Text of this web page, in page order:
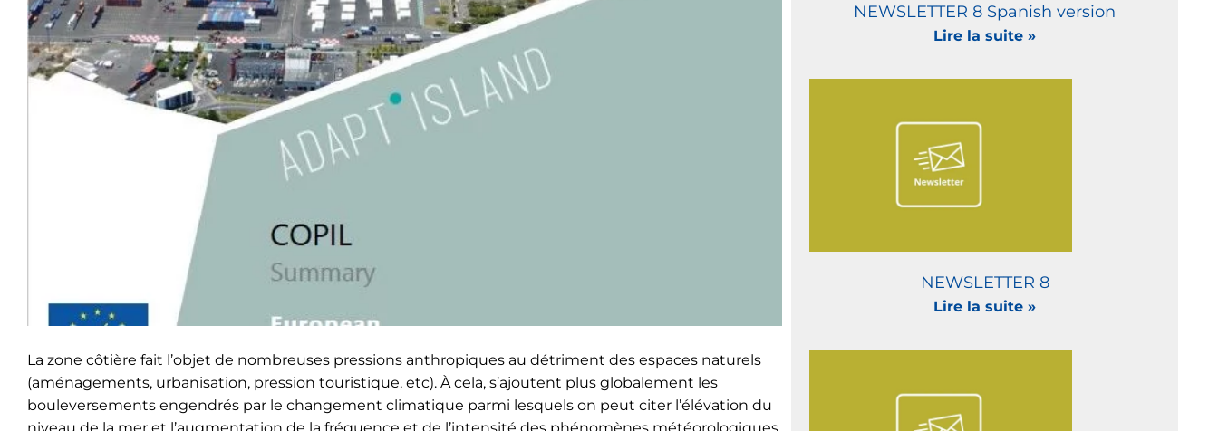
La zone côtière fait l’objet de nombreuses pressions anthropiques au détriment des espaces naturels
(aménagements, urbanisation, pression touristique, etc). À cela, s’ajoutent plus globalement les
bouleversements engendrés par le changement climatique parmi lesquels on peut citer l’élévation du
NEWSLETTER 8 Spanish version
Lire la suite »
NEWSLETTER 8
Lire la suite »